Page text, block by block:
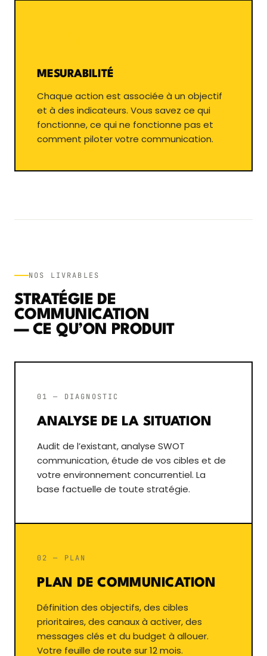
MESURABILITÉ
Chaque action est associée à un objectif
et à des indicateurs. Vous savez ce qui
fonctionne, ce qui ne fonctionne pas et
comment piloter votre communication.
NOS LIVRABLES
STRATÉGIE DE
COMMUNICATION
— CE QU’ON PRODUIT
01 — DIAGNOSTIC
ANALYSE DE LA SITUATION
Audit de l’existant, analyse SWOT
communication, étude de vos cibles et de
votre environnement concurrentiel. La
base factuelle de toute stratégie.
02 — PLAN
PLAN DE COMMUNICATION
Définition des objectifs, des cibles
prioritaires, des canaux à activer, des
messages clés et du budget à allouer.
Votre feuille de route sur 12 mois.